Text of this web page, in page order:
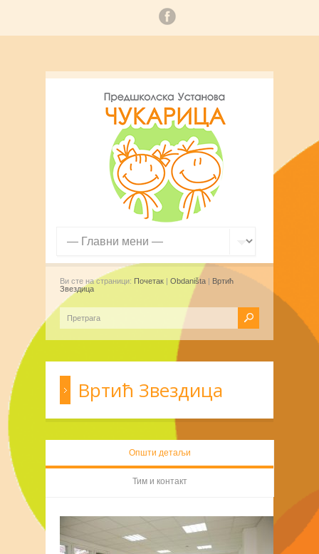
Ви сте на страници: Почетак | Obdaništa | Вртић
Звездица
Вртић Звездица
Општи детаљи
Тим и контакт